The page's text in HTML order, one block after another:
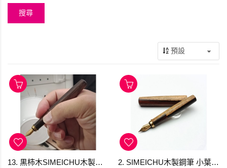
13. 黒柿木SIMEICHU木製鋼筆 Schmidt F尖 (現貨) 2. SIMEICHU木製鋼筆 小葉紅檀帶白皮 Schmidt F尖 (現貨)